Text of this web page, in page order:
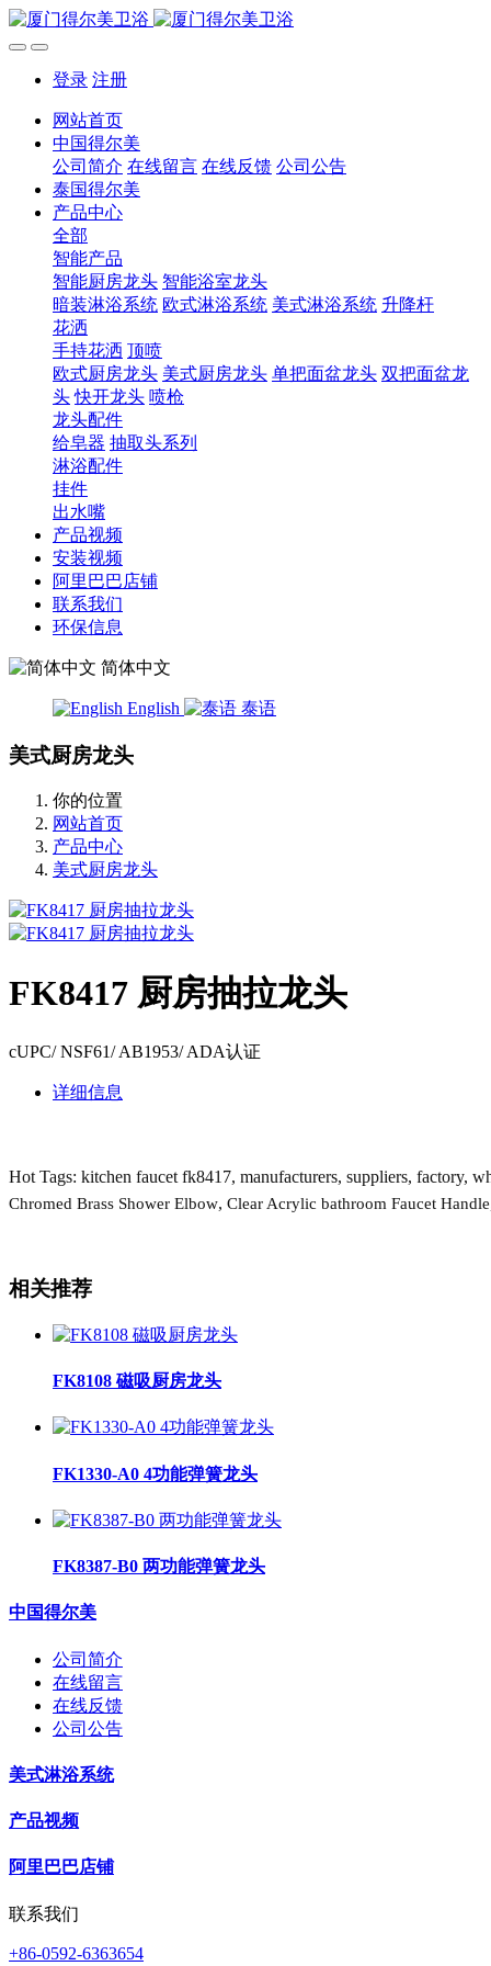
登录 注册
网站首页
中国得尔美
公司简介 在线留言 在线反馈 公司公告
泰国得尔美
产品中心
全部
智能产品
智能厨房龙头 智能浴室龙头
暗装淋浴系统 欧式淋浴系统 美式淋浴系统 升降杆
花洒
手持花洒 顶喷
欧式厨房龙头 美式厨房龙头 单把面盆龙头 双把面盆龙
头 快开龙头 喷枪
龙头配件
给皂器 抽取头系列
淋浴配件
挂件
出水嘴
产品视频
安装视频
阿里巴巴店铺
联系我们
环保信息
简体中文
English 泰语
美式厨房龙头
你的位置
网站首页
产品中心
美式厨房龙头
FK8417 厨房抽拉龙头
cUPC/ NSF61/ AB1953/ ADA认证
详细信息
Hot Tags: kitchen faucet fk8417, manufacturers, suppliers, factory,
Chromed Brass Shower Elbow, Clear Acrylic bathroom Faucet Handle
相关推荐
FK8108 磁吸厨房龙头
FK1330-A0 4功能弹簧龙头
FK8387-B0 两功能弹簧龙头
中国得尔美
公司简介
在线留言
在线反馈
公司公告
美式淋浴系统
产品视频
阿里巴巴店铺
联系我们
+86-0592-6363654